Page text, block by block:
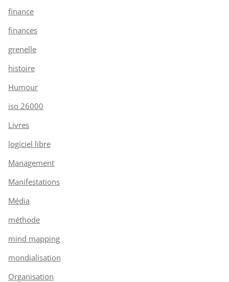
finance
finances
grenelle
histoire
Humour
iso 26000
Livres
logiciel libre
Management
Manifestations
Média
méthode
mind mapping
mondialisation
Organisation